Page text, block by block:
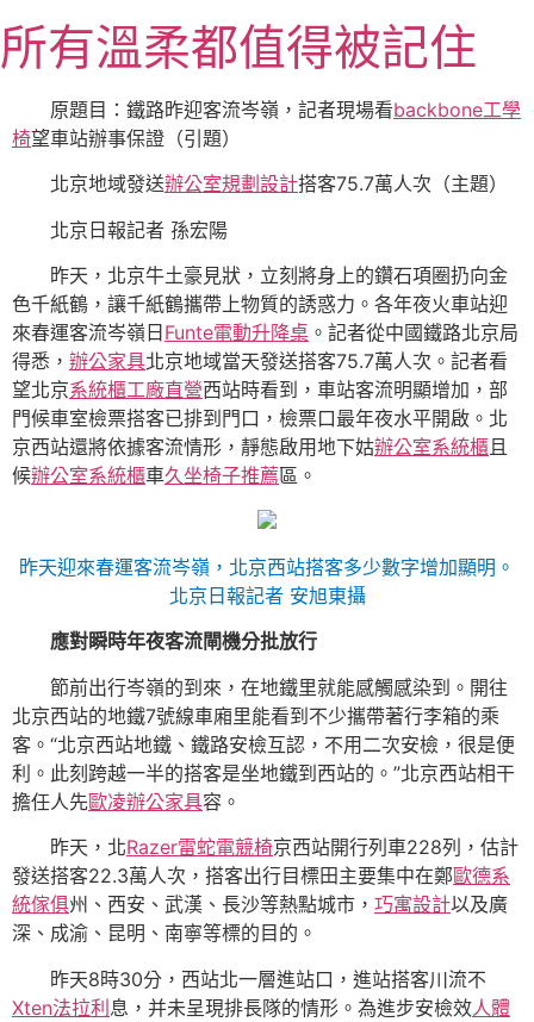
至
主
內
所有溫柔都值得被記住
原題目：鐵路昨迎客流岑嶺，記者現場看backbone工學
椅望車站辦事保證（引題）
北京地域發送辦公室規劃設計搭客75.7萬人次（主題）
北京日報記者 孫宏陽
昨天，北京牛土豪見狀，立刻將身上的鑽石項圈扔向金
色千紙鶴，讓千紙鶴攜帶上物質的誘惑力。各年夜火車站迎
來春運客流岑嶺日 Funte電動升降桌 。記者從中國鐵路北京局
得悉， 辦公家具北京地域當天發送搭客75.7萬人次。記者看
望北京系統櫃工廠直營西站時看到，車站客流明顯增加，部
門候車室檢票搭客已排到門口，檢票口最年夜水平開啟。北
京西站還將依據客流情形，靜態啟用地下姑辦公室系統櫃且
候辦公室系統櫃車久坐椅子推薦區。
昨天迎來春運客流岑嶺，北京西站搭客多少數字增加顯明。
北京日報記者 安旭東攝
應對瞬時年夜客流閘機分批放行
節前出行岑嶺的到來，在地鐵里就能感觸感染到。開往
北京西站的地鐵7號線車廂里能看到不少攜帶著行李箱的乘
客。“北京西站地鐵、鐵路安檢互認，不用二次安檢，很是便
利。此刻跨越一半的搭客是坐地鐵到西站的。”北京西站相干
擔任人先歐凌辦公家具容。
昨天，北Razer雷蛇電競椅京西站開行列車228列，估計
發送搭客22.3萬人次，搭客出行目標田主要集中在鄭歐德系
統傢俱州、西安、武漢、長沙等熱點城市， 巧寓設計以及廣
深、成渝、昆明、南寧等標的目的。
昨天8時30分，西站北一層進站口，進站搭客川流不
Xten法拉利息，并未呈現排長隊的情形。為進步安檢效人體